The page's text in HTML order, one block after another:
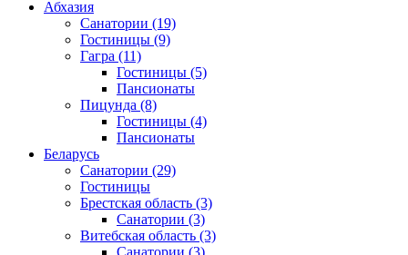
Абхазия
Санатории (19)
Гостиницы (9)
Гагра (11)
Гостиницы (5)
Пансионаты
Пицунда (8)
Гостиницы (4)
Пансионаты
Беларусь
Санатории (29)
Гостиницы
Брестская область (3)
Санатории (3)
Витебская область (3)
Санатории (3)